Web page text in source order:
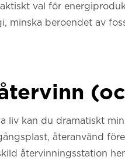
val för
minska beroendet av
kan du dramatiskt
återanvänd
återvinningsstation